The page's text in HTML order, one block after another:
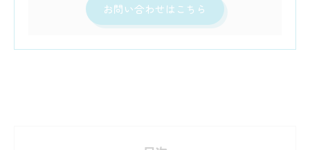
お問い合わせはこちら